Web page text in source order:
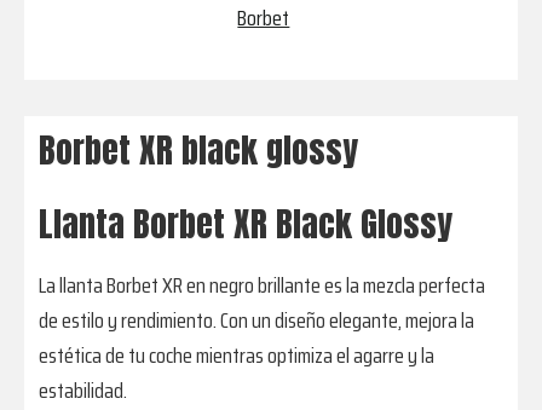
Borbet
Borbet XR black glossy
Llanta Borbet XR Black Glossy
La llanta Borbet XR en negro brillante es la mezcla perfecta
de estilo y rendimiento. Con un diseño elegante, mejora la
estética de tu coche mientras optimiza el agarre y la
estabilidad.